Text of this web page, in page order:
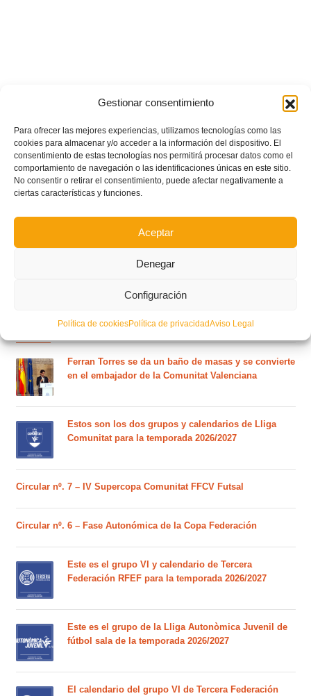
Gestionar consentimiento
Para ofrecer las mejores experiencias, utilizamos tecnologías como las
cookies para almacenar y/o acceder a la información del dispositivo. El
consentimiento de estas tecnologías nos permitirá procesar datos como el
comportamiento de navegación o las identificaciones únicas en este sitio.
No consentir o retirar el consentimiento, puede afectar negativamente a
ciertas características y funciones.
Aceptar
Denegar
Configuración
Política de cookiesPolítica de privacidadAviso Legal
POSTS RECIENTES
Ferran Torres se da un baño de masas y se convierte
en el embajador de la Comunitat Valenciana
Estos son los dos grupos y calendarios de Lliga
Comunitat para la temporada 2026/2027
Circular nº. 7 – IV Supercopa Comunitat FFCV Futsal
Circular nº. 6 – Fase Autonómica de la Copa Federación
Este es el grupo VI y calendario de Tercera
Federación RFEF para la temporada 2026/2027
Este es el grupo de la Lliga Autonòmica Juvenil de
fútbol sala de la temporada 2026/2027
El calendario del grupo VI de Tercera Federación